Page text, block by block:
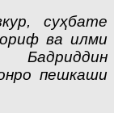
суҳбате
ва илми
пешкаши